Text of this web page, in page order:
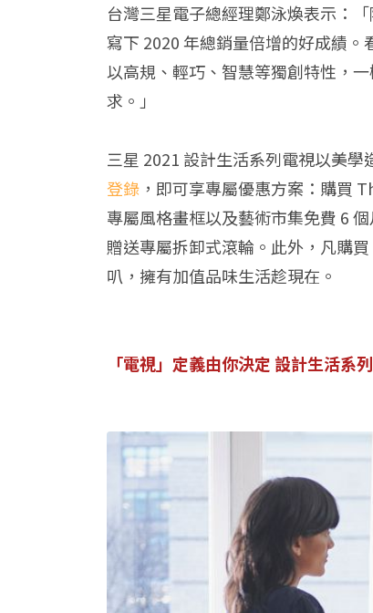
台灣三星電子總經理鄭泳煥表示：
寫下 2020 年總銷量倍增的好成績
以高規、輕巧、智慧等獨創特性，
求。」
三星 2021 設計生活系列電視以美
登錄 ，即可享專屬優惠方案：購買
專屬風格畫框以及藝術市集免費 6
贈送專屬拆卸式滾輪。此外，凡購
叭，擁有加值品味生活趁現在。
「電視」定義由你決定 設計生活系